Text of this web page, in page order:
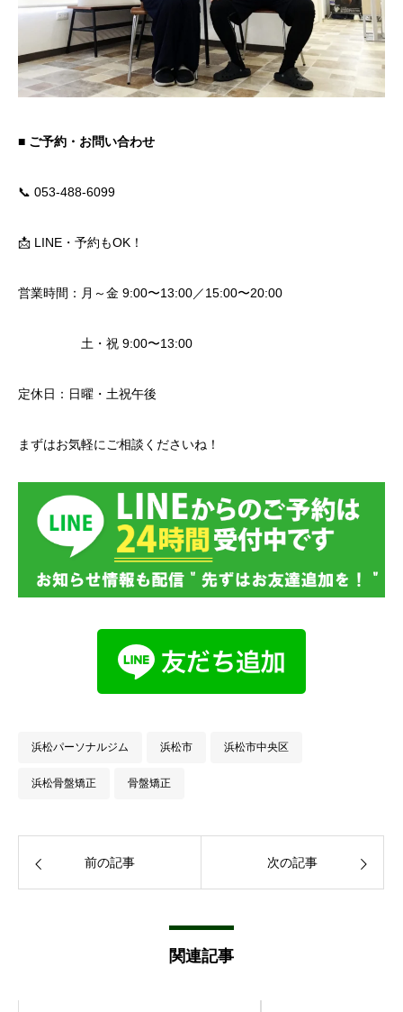
■ ご予約・お問い合わせ
📞 053-488-6099
📩 LINE・予約もOK！
営業時間：月～金 9:00〜13:00／15:00〜20:00
土・祝 9:00〜13:00
定休日：日曜・土祝午後
まずはお気軽にご相談くださいね！
浜松パーソナルジム 浜松市 浜松市中央区
浜松骨盤矯正 骨盤矯正
前の記事 次の記事
関連記事